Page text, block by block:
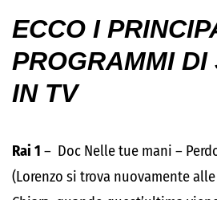
ECCO I
PROGRAMMI DI
IN TV
Rai 1 – Doc Nelle tue mani –
(Lorenzo si trova nuovamente